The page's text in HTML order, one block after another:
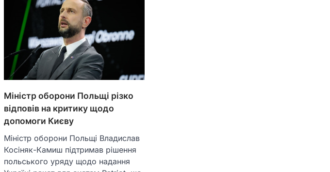
Міністр оборони Польщі різко
відповів на критику щодо
допомоги Києву
Міністр оборони Польщі Владислав
Косіняк-Камиш підтримав рішення
польського уряду щодо надання